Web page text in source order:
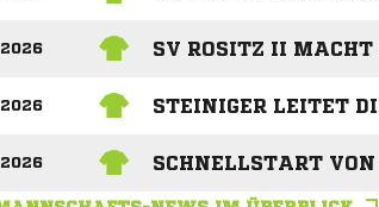
SV ROSITZ II MACHT
STEINIGER LEITET
SCHNELLSTART